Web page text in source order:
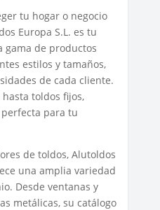
tu hogar o negocio
Europa S.L. es tu
gama de productos
estilos y tamaños,
de cada cliente.
toldos fijos,
para tu
de toldos, Alutoldos
una amplia variedad
Desde ventanas y
metálicas, su catálogo